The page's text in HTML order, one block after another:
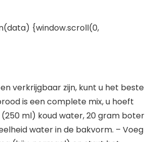
{window.scroll(0,
verkrijgbaar zijn, kunt u het beste
is een complete mix, u hoeft
ml) koud water, 20 gram boter
water in de bakvorm. – Voeg